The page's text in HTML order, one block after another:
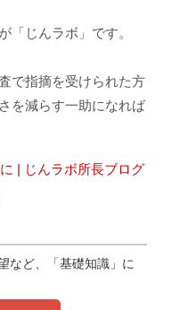
「じんラボ」です。
で指摘を受けられた方
を減らす一助になれば
| じんラボ所長ブログ
など、「基礎知識」に